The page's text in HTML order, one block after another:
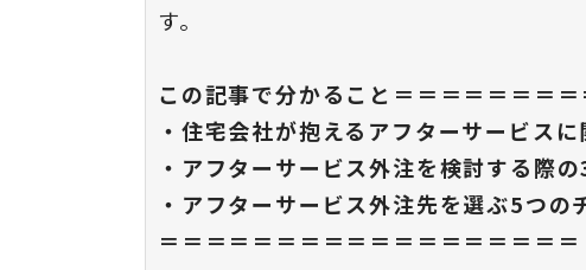
す。
この記事で分かること＝＝＝＝＝＝＝＝
・住宅会社が抱えるアフターサービス
・アフターサービス外注を検討する際
・アフターサービス外注先を選ぶ5つの
＝＝＝＝＝＝＝＝＝＝＝＝＝＝＝＝＝＝